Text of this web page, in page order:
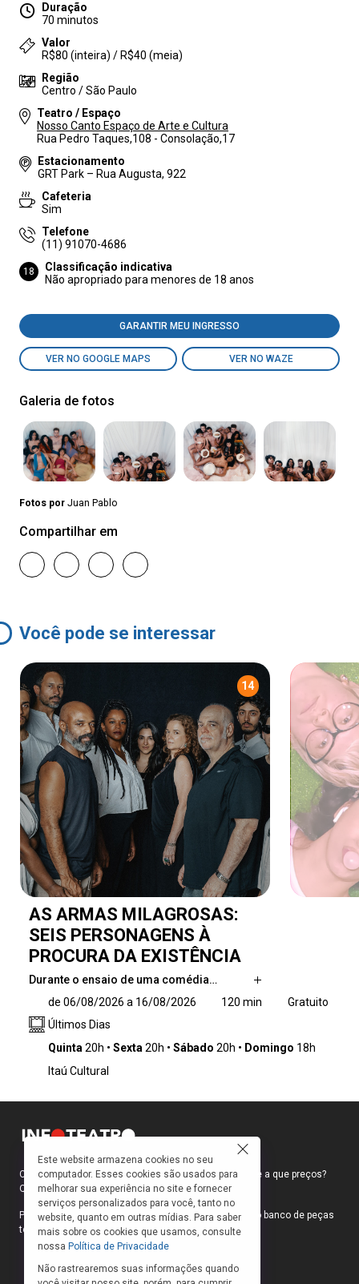
Duração
70 minutos
Valor
R$80 (inteira) / R$40 (meia)
Região
Centro / São Paulo
Teatro / Espaço
Nosso Canto Espaço de Arte e Cultura
Rua Pedro Taques,108 - Consolação,17
Estacionamento
GRT Park – Rua Augusta, 922
Cafeteria
Sim
Telefone
(11) 91070-4686
18
Classificação indicativa
Não apropriado para menores de 18 anos
GARANTIR MEU INGRESSO
VER NO GOOGLE MAPS VER NO WAZE
Galeria de fotos
Fotos por Juan Pablo
Compartilhar em
Você pode se interessar
14
AS ARMAS MILAGROSAS:
SEIS PERSONAGENS À
PROCURA DA EXISTÊNCIA
Durante o ensaio de uma comédia…
Pirandello, um grupo de funcionários negros
do teatro interrompe a cena e reivindica o
direito de narrar a própria história. A partir
em campo simbólico de disputa entre
existência.
de 06/08/2026 a 16/08/2026 120 min
Gratuito
Últimos Dias
Quinta 20h Sexta 20h Sábado 20h Domingo 18h
Itaú Cultural
Como faço para ir ao teatro? Onde compro ingressos e a que preços?
Quais peças estão em cartaz?
Para responder a essas e outras perguntas, criamos o banco de peças
teatrais do INFOTEATRO.
Este website armazena cookies no seu
computador. Esses cookies são usados para
melhorar sua experiência no site e fornecer
serviços personalizados para você, tanto no
website, quanto em outras mídias. Para saber
mais sobre os cookies que usamos, consulte
nossa Política de Privacidade
Não rastrearemos suas informações quando